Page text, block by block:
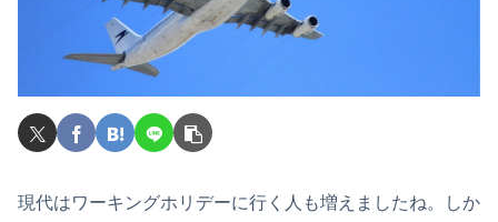
現代はワーキングホリデーに行く人も増えましたね。しか